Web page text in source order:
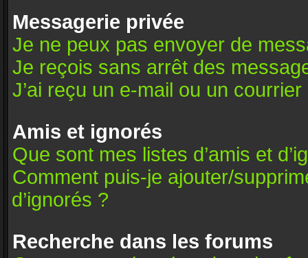
Messagerie privée
Je ne peux pas envoyer de
Je reçois sans arrêt des
J’ai reçu un e-mail ou un
Amis et ignorés
Que sont mes listes d’amis et
Comment puis-je ajouter/
d’ignorés ?
Recherche dans les forums